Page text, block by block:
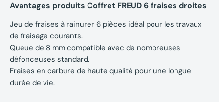
Avantages produits Coffret FREUD 6 fraises droites
Jeu de fraises à rainurer 6 pièces idéal pour les travaux
de fraisage courants.
Queue de 8 mm compatible avec de nombreuses
défonceuses standard.
Fraises en carbure de haute qualité pour une longue
durée de vie.